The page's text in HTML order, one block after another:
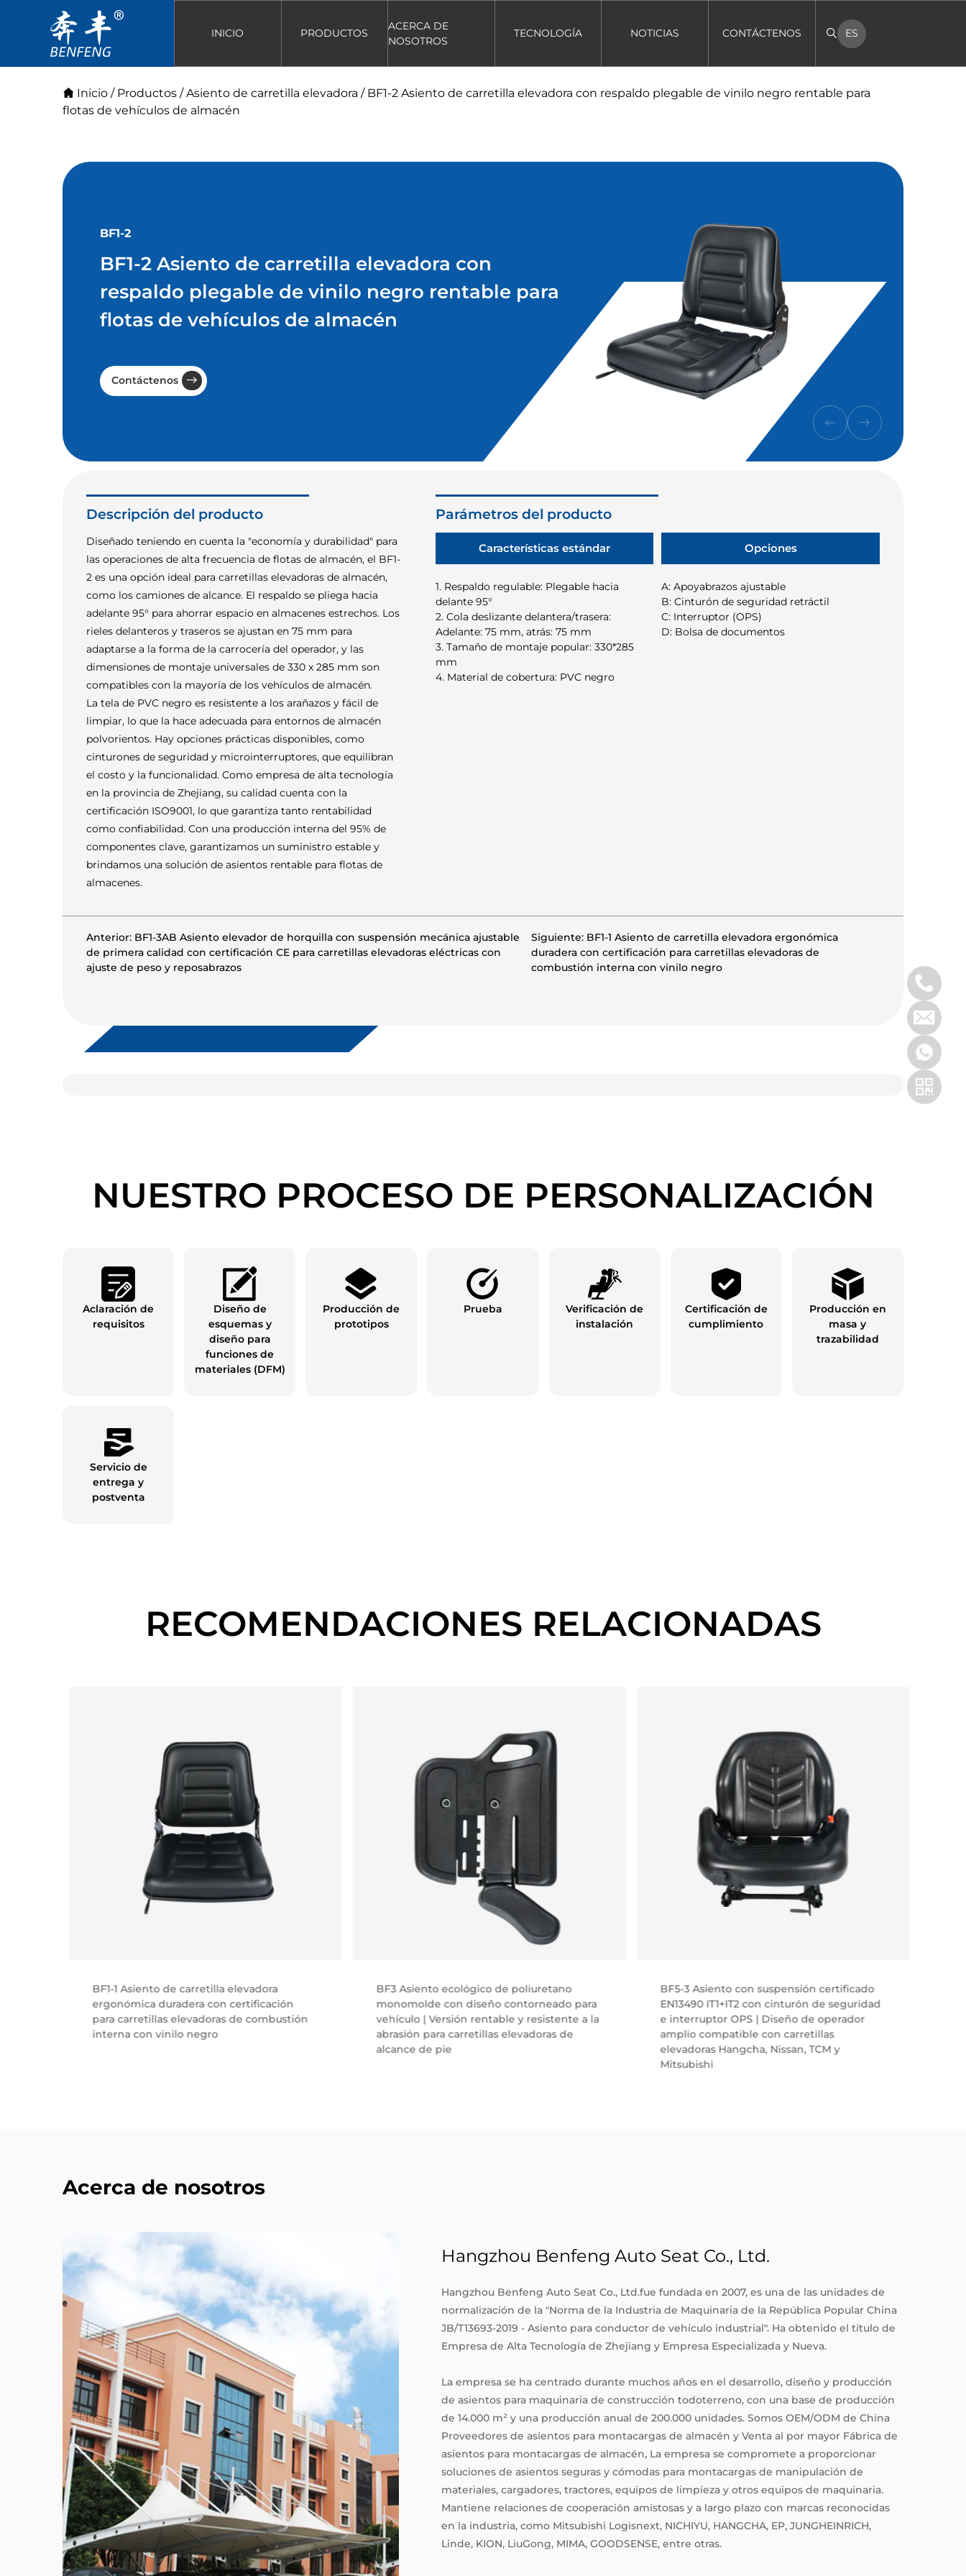
INICIO PRODUCTOS
ACERCA DE
NOSOTROS
TECNOLOGÍA NOTICIAS CONTÁCTENOS ES
Inicio / Productos /Asiento de carretilla elevadora / BF1-2 Asiento de carretilla elevadora con respaldo plegable de vinilo negro rentable para
flotas de vehículos de almacén
BF1-2
BF1-2 Asiento de carretilla elevadora con
respaldo plegable de vinilo negro rentable para
flotas de vehículos de almacén
Contáctenos
Descripción del producto
Diseñado teniendo en cuenta la "economía y durabilidad" para
las operaciones de alta frecuencia de flotas de almacén, el BF1-
2 es una opción ideal para carretillas elevadoras de almacén,
como los camiones de alcance. El respaldo se pliega hacia
adelante 95° para ahorrar espacio en almacenes estrechos. Los
rieles delanteros y traseros se ajustan en 75 mm para
adaptarse a la forma de la carrocería del operador, y las
dimensiones de montaje universales de 330 x 285 mm son
compatibles con la mayoría de los vehículos de almacén.
La tela de PVC negro es resistente a los arañazos y fácil de
limpiar, lo que la hace adecuada para entornos de almacén
polvorientos. Hay opciones prácticas disponibles, como
cinturones de seguridad y microinterruptores, que equilibran
el costo y la funcionalidad. Como empresa de alta tecnología
en la provincia de Zhejiang, su calidad cuenta con la
certificación ISO9001, lo que garantiza tanto rentabilidad
como confiabilidad. Con una producción interna del 95% de
componentes clave, garantizamos un suministro estable y
brindamos una solución de asientos rentable para flotas de
almacenes.
Parámetros del producto
Características estándar
1. Respaldo regulable: Plegable hacia
delante 95°
2. Cola deslizante delantera/trasera:
Adelante: 75 mm, atrás: 75 mm
3. Tamaño de montaje popular: 330*285
mm
4. Material de cobertura: PVC negro
Opciones
A: Apoyabrazos ajustable
B: Cinturón de seguridad retráctil
C: Interruptor (OPS)
D: Bolsa de documentos
Anterior: BF1-3AB Asiento elevador de horquilla con suspensión mecánica ajustable
de primera calidad con certificación CE para carretillas elevadoras eléctricas con
ajuste de peso y reposabrazos
Siguiente: BF1-1 Asiento de carretilla elevadora ergonómica
duradera con certificación para carretillas elevadoras de
combustión interna con vinilo negro
NUESTRO PROCESO DE PERSONALIZACIÓN
Aclaración de
requisitos
Diseño de
esquemas y
diseño para
funciones de
materiales (DFM)
Producción de
prototipos
Prueba
Verificación de
instalación
Certificación de
cumplimiento
Producción en
masa y
trazabilidad
Servicio de
entrega y
postventa
RECOMENDACIONES RELACIONADAS
BF1-1 Asiento de carretilla elevadora
ergonómica duradera con certificación
para carretillas elevadoras de combustión
interna con vinilo negro
BF3 Asiento ecológico de poliuretano
monomolde con diseño contorneado para
vehículo | Versión rentable y resistente a la
abrasión para carretillas elevadoras de
alcance de pie
BF5-3 Asiento con suspensión certificado
EN13490 IT1+IT2 con cinturón de seguridad
e interruptor OPS | Diseño de operador
amplio compatible con carretillas
elevadoras Hangcha, Nissan, TCM y
Mitsubishi
Acerca de nosotros
Hangzhou Benfeng Auto Seat Co., Ltd.
Hangzhou Benfeng Auto Seat Co., Ltd.fue fundada en 2007, es una de las unidades de
normalización de la "Norma de la Industria de Maquinaria de la República Popular China
JB/T13693-2019 - Asiento para conductor de vehículo industrial". Ha obtenido el título de
Empresa de Alta Tecnología de Zhejiang y Empresa Especializada y Nueva.
La empresa se ha centrado durante muchos años en el desarrollo, diseño y producción
de asientos para maquinaria de construcción todoterreno, con una base de producción
de 14.000 m² y una producción anual de 200.000 unidades. Somos OEM/ODM de China
Proveedores de asientos para montacargas de almacén y Venta al por mayor Fábrica de
asientos para montacargas de almacén, La empresa se compromete a proporcionar
soluciones de asientos seguras y cómodas para montacargas de manipulación de
materiales, cargadores, tractores, equipos de limpieza y otros equipos de maquinaria.
Mantiene relaciones de cooperación amistosas y a largo plazo con marcas reconocidas
en la industria, como Mitsubishi Logisnext, NICHIYU, HANGCHA, EP, JUNGHEINRICH,
Linde, KION, LiuGong, MIMA, GOODSENSE, entre otras.